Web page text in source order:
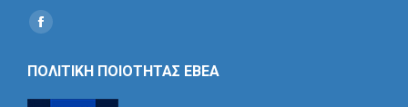
Find us on:
Social
ΠΟΛΙΤΙΚΗ ΠΟΙΟΤΗΤΑΣ ΕΒΕΑ